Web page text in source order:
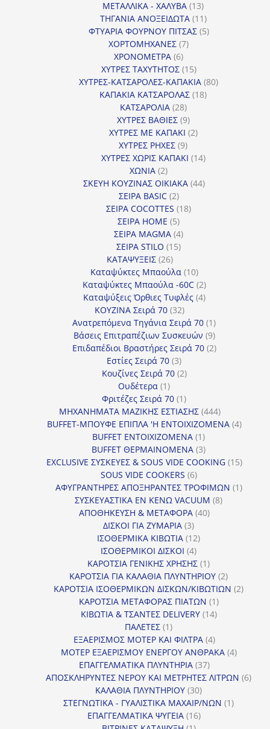
ΜΕΤΑΛΛΙΚΑ - ΧΑΛΥΒΑ 1313
προϊόντα
ΤΗΓΑΝΙΑ ΑΝΟΞΕΙΔΩΤΑ 1111
προϊόντα
ΦΤΥΑΡΙΑ ΦΟΥΡΝΟΥ ΠΙΤΣΑΣ 55
ΧΟΡΤΟΜΗΧΑΝΕΣ 77
ΧΡΟΝΟΜΕΤΡΑ 66
προϊόντα
ΧΥΤΡΕΣ ΤΑΧΥΤΗΤΟΣ 1515
προϊόντα
ΧΥΤΡΕΣ-ΚΑΤΣΑΡΟΛΕΣ-ΚΑΠΑΚΙΑ 8080
ΚΑΠΑΚΙΑ ΚΑΤΣΑΡΟΛΑΣ 1818
ΚΑΤΣΑΡΟΛΙΑ 2828
προϊόντα
ΧΥΤΡΕΣ ΒΑΘΙΕΣ 99
προϊόντα
ΧΥΤΡΕΣ ΜΕ ΚΑΠΑΚΙ 22
ΧΥΤΡΕΣ ΡΗΧΕΣ 99
προϊόντα
ΧΥΤΡΕΣ ΧΩΡΙΣ ΚΑΠΑΚΙ 1414
ΧΩΝΙΑ 22
προϊόντα
ΣΚΕΥΗ ΚΟΥΖΙΝΑΣ ΟΙΚΙΑΚΑ 4444
ΣΕΙΡΑ BASIC 22
προϊόντα
ΣΕΙΡΑ COCOTTES 1818
ΣΕΙΡΑ HOME 55
προϊόντα
ΣΕΙΡΑ MAGMA 44
προϊόντα
ΣΕΙΡΑ STILO 1515
ΚΑΤΑΨΥΞΕΙΣ 2626
προϊόντα
Καταψύκτες Μπαούλα 1010
προϊόντα
Καταψύκτες Μπαούλα -60C 22
προϊόντα
Καταψύξεις Όρθιες Τυφλές 44
ΚΟΥΖΙΝΑ Σειρά 70 3232
προϊόντα
Ανατρεπόμενα Τηγάνια Σειρά 70 11
προϊόν
Βάσεις Επιτραπέζιων Συσκευών 99
προϊόντα
Επιδαπέδιοι Βραστήρες Σειρά 70 22
Εστίες Σειρά 70 33
προϊόντα
Κουζίνες Σειρά 70 22
Ουδέτερα 11
προϊόν
Φριτέζες Σειρά 70 11
προϊόν
ΜΗΧΑΝΗΜΑΤΑ ΜΑΖΙΚΗΣ ΕΣΤΙΑΣΗΣ 444444
προϊόντα
BUFFET-ΜΠΟΥΦΕ ΕΠΙΠΛΑ 'Η ΕΝΤΟΙΧΙΖΟΜΕΝΑ 44
BUFFET ΕΝΤΟΙΧΙΖΟΜΕΝΑ 11
προϊόν
BUFFET ΘΕΡΜΑΙΝΟΜΕΝΑ 33
προϊόντα
EXCLUSIVE ΣΥΣΚΕΥΕΣ & SOUS VIDE COOKING 1515
SOUS VIDE COOKERS 66
προϊόντα
ΑΦΥΓΡΑΝΤΗΡΕΣ ΑΠΟΞΗΡΑΝΤΕΣ ΤΡΟΦΙΜΩΝ 11
ΣΥΣΚΕΥΑΣΤΙΚΑ ΕΝ ΚΕΝΩ VACUUM 88
ΑΠΟΘΗΚΕΥΣΗ & ΜΕΤΑΦΟΡΑ 4040
ΔΙΣΚΟΙ ΓΙΑ ΖΥΜΑΡΙΑ 33
προϊόντα
ΙΣΟΘΕΡΜΙΚΑ ΚΙΒΩΤΙΑ 1212
ΙΣΟΘΕΡΜΙΚΟΙ ΔΙΣΚΟΙ 44
προϊόντα
ΚΑΡΟΤΣΙΑ ΓΕΝΙΚΗΣ ΧΡΗΣΗΣ 11
προϊόν
ΚΑΡΟΤΣΙΑ ΓΙΑ ΚΑΛΑΘΙΑ ΠΛΥΝΤΗΡΙΟΥ 22
προϊόντα
ΚΑΡΟΤΣΙΑ ΙΣΟΘΕΡΜΙΚΩΝ ΔΙΣΚΩΝ/ΚΙΒΩΤΙΩΝ 22
ΚΑΡΟΤΣΙΑ ΜΕΤΑΦΟΡΑΣ ΠΙΑΤΩΝ 11
προϊόν
ΚΙΒΩΤΙΑ & ΤΣΑΝΤΕΣ DELIVERY 1414
ΠΑΛΕΤΕΣ 11
προϊόν
ΕΞΑΕΡΙΣΜΟΣ ΜΟΤΕΡ ΚΑΙ ΦΙΛΤΡΑ 44
προϊόντα
ΜΟΤΕΡ ΕΞΑΕΡΙΣΜΟΥ ΕΝΕΡΓΟΥ ΑΝΘΡΑΚΑ 44
ΕΠΑΓΓΕΛΜΑΤΙΚΑ ΠΛΥΝΤΗΡΙΑ 3737
προϊόντα
ΑΠΟΣΚΛΗΡΥΝΤΕΣ ΝΕΡΟΥ ΚΑΙ ΜΕΤΡΗΤΕΣ ΛΙΤΡΩΝ 66
ΚΑΛΑΘΙΑ ΠΛΥΝΤΗΡΙΟΥ 3030
προϊόντα
ΣΤΕΓΝΩΤΙΚΑ - ΓΥΑΛΙΣΤΙΚΑ ΜΑΧΑΙΡ/ΝΩΝ 11
ΕΠΑΓΓΕΛΜΑΤΙΚΑ ΨΥΓΕΙΑ 1616